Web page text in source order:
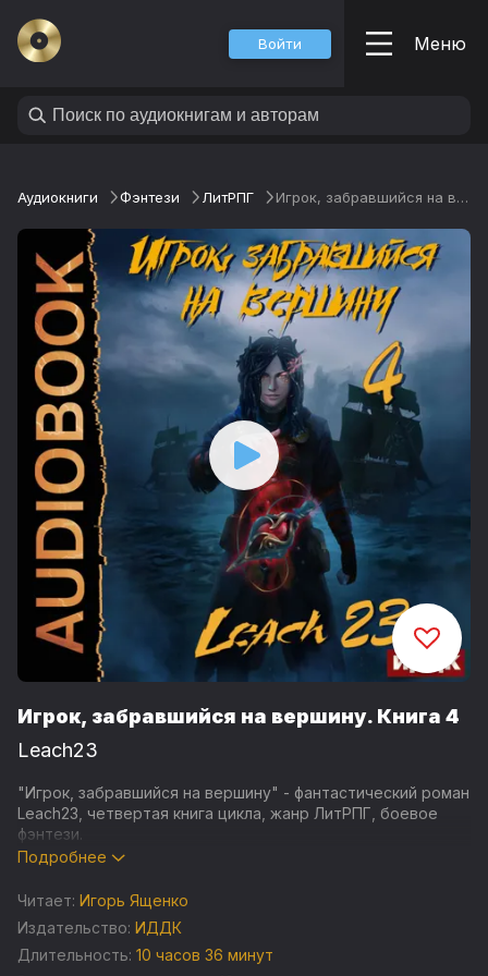
Войти Меню
Аудиокниги Фэнтези ЛитРПГ Игрок, забравшийся на вершину. Книга 4
Игрок, забравшийся на вершину. Книга 4
Leach23
"Игрок, забравшийся на вершину" - фантастический роман
Leach23, четвертая книга цикла, жанр ЛитРПГ, боевое
фэнтези.
среди них стала игра VRMMO "Восхождение". Это
огромный мир, поделенный на 100 этажей. Каждый этаж -
это отдельная безграничная локация с государствами,
странами, племенами и разнообразными расами,
Подробнее
Читает: Игорь Ященко
Издательство: ИДДК
Длительность: 10 часов 36 минут